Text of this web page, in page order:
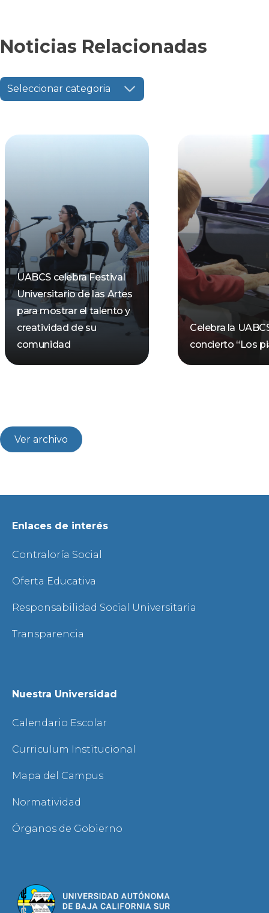
Noticias Relacionadas
Seleccionar categoria
UABCS celebra Festival
Universitario de las Artes
para mostrar el talento y
creatividad de su
comunidad
Celebra la
concierto “Los
Ver archivo
Enlaces de interés
Contraloría Social
Oferta Educativa
Responsabilidad Social Universitaria
Transparencia
Nuestra Universidad
Calendario Escolar
Curriculum Institucional
Mapa del Campus
Normatividad
Órganos de Gobierno